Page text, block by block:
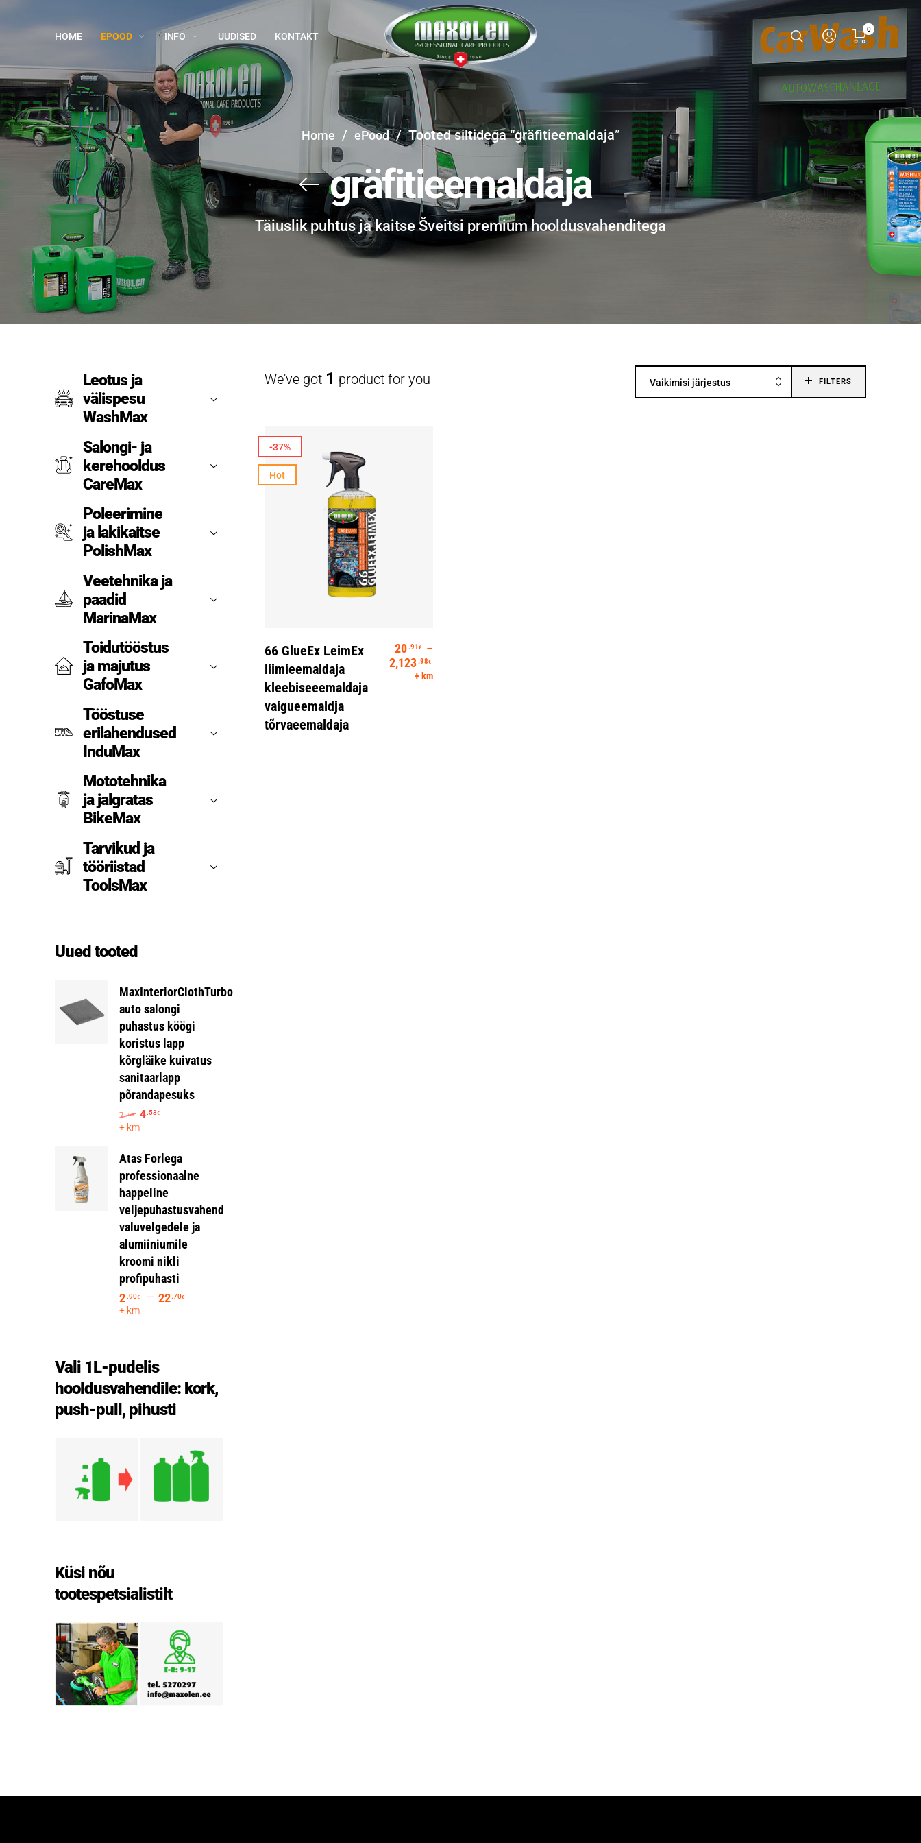
HOME EPOOD INFO UUDISED KONTAKT
0
Home / ePood / Tooted siltidega “gräfitieemaldaja”
gräfitieemaldaja
Täiuslik puhtus ja kaitse Šveitsi premium hooldusvahenditega
Leotus ja
välispesu
WashMax
Salongi- ja
kerehooldus
CareMax
Poleerimine
ja lakikaitse
PolishMax
Veetehnika ja
paadid
MarinaMax
Toidutööstus
ja majutus
GafoMax
Tööstuse
erilahendused
InduMax
Mototehnika
ja jalgratas
BikeMax
Tarvikud ja
tööriistad
ToolsMax
Uued tooted
MaxInteriorClothTurbo
auto salongi
puhastus köögi
koristus lapp
kõrgläike kuivatus
sanitaarlapp
põrandapesuks
7.19€ 4.53€
+ km
Atas Forlega
professionaalne
happeline
veljepuhastusvahend
valuvelgedele ja
alumiiniumile
kroomi nikli
profipuhasti
2.90€ – 22.70€
+ km
Vali 1L-pudelis
hooldusvahendile: kork,
push-pull, pihusti
Küsi nõu
tootespetsialistilt
We've got 1 product for you Vaikimisi järjestus FILTERS
-37%
Hot
66 GlueEx LeimEx
liimieemaldaja
kleebiseeemaldaja
vaigueemaldja
tõrvaeemaldaja
20.91 €
–
2,123.98€
+ km